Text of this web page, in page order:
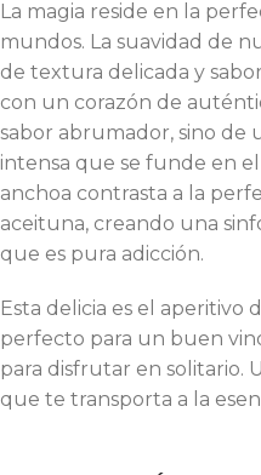
La magia reside en la
mundos. La suavidad de
de textura delicada y
con un corazón de
sabor abrumador, sino de
intensa que se funde en
anchoa contrasta a la
aceituna, creando una
que es pura adicción.
Esta delicia es el
perfecto para un buen
para disfrutar en solitario.
que te transporta a la